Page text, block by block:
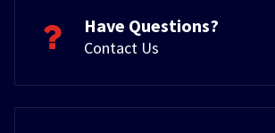
Have Questions?
Contact Us